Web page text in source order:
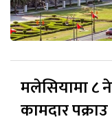
मलेसियामा ८
कामदार पक्राउ